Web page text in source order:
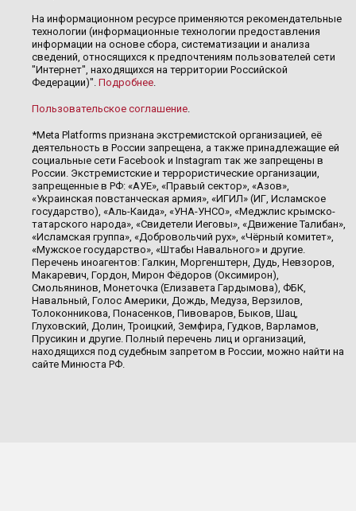
На информационном ресурсе применяются рекомендательные
технологии (информационные технологии предоставления
информации на основе сбора, систематизации и анализа
сведений, относящихся к предпочтениям пользователей сети
"Интернет", находящихся на территории Российской
Федерации)". Подробнее.
Пользовательское соглашение.
*Meta Platforms признана экстремистской организацией, её
деятельность в России запрещена, а также принадлежащие ей
социальные сети Facebook и Instagram так же запрещены в
России. Экстремистские и террористические организации,
запрещенные в РФ: «АУЕ», «Правый сектор», «Азов»,
«Украинская повстанческая армия», «ИГИЛ» (ИГ, Исламское
государство), «Аль-Каида», «УНА-УНСО», «Меджлис крымско-
татарского народа», «Свидетели Иеговы», «Движение Талибан»,
«Исламская группа», «Добровольчий рух», «Чёрный комитет»,
«Мужское государство», «Штабы Навального» и другие.
Перечень иноагентов: Галкин, Моргенштерн, Дудь, Невзоров,
Макаревич, Гордон, Мирон Фёдоров (Оксимирон),
Смольянинов, Монеточка (Елизавета Гардымова), ФБК,
Навальный, Голос Америки, Дождь, Медуза, Верзилов,
Толоконникова, Понасенков, Пивоваров, Быков, Шац,
Глуховский, Долин, Троицкий, Земфира, Гудков, Варламов,
Прусикин и другие. Полный перечень лиц и организаций,
находящихся под судебным запретом в России, можно найти на
сайте Минюста РФ.